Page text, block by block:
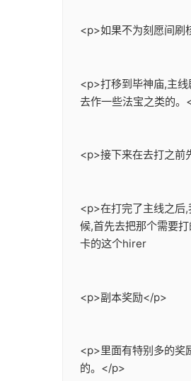
<p>如果不为刻愿间刷
<p>打移到毕神庙,主
去作一些法宝之类的。
<p>接下来在去打之前
<p>在打完了主线之后
候,首先去把那个需要
卡的这个hirer
<p>副本奖励</p>
<p>里面有特别多的奖
的。</p>